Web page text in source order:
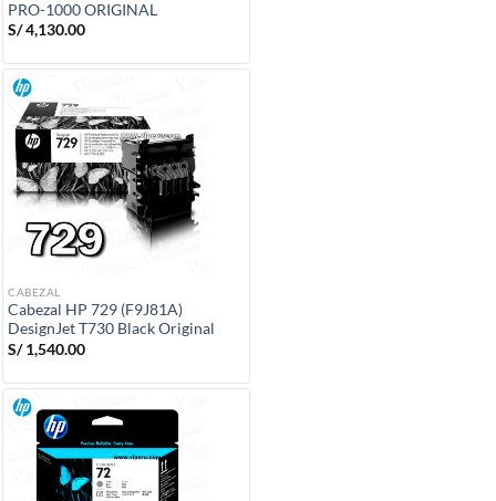
PRO-1000 ORIGINAL
S/4,130.00
CABEZAL
Cabezal HP 729 (F9J81A)
DesignJet T730 Black Original
S/1,540.00